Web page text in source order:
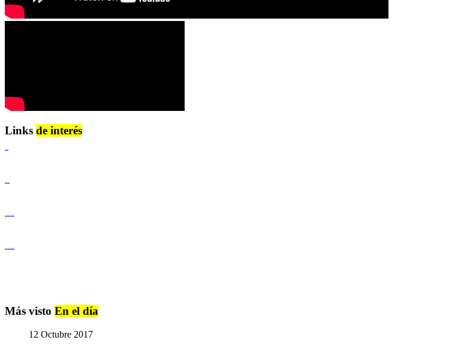
Links de interés
Más visto En el día
12 Octubre 2017